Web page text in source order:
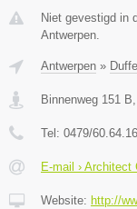
Niet gevestigd in
Antwerpen.
Antwerpen »
Binnenweg 151 B
Tel: 0479/
E-mail › Architect
Website: http://